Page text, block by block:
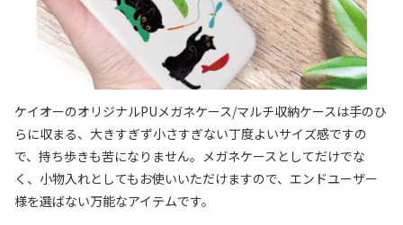
ケイオーのオリジナルPUメガネケース/マルチ収納ケースは手のひ
らに収まる、大きすぎず小さすぎない丁度よいサイズ感ですの
で、持ち歩きも苦になりません。メガネケースとしてだけでな
く、小物入れとしてもお使いいただけますので、エンドユーザー
様を選ばない万能なアイテムです。